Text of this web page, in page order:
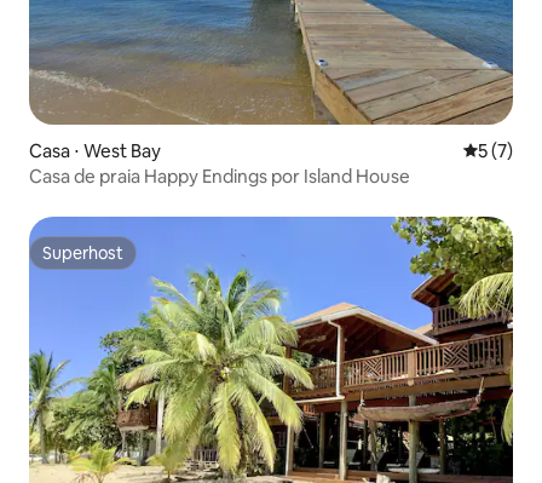
Casa ⋅ West Bay 5 de
5 (7)
Casa de praia Happy Endings por Island House
Superhost
Superhost